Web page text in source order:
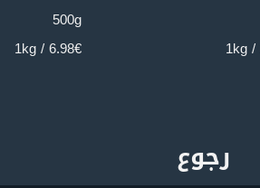
500g
6.98€ / 1kg